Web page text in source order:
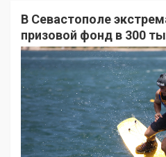
В Севастополе
призовой фонд в 300